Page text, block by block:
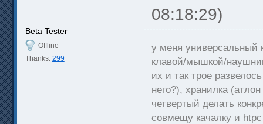
08:18:29)
Beta Tester
Offline
Thanks: 299
у меня универсальный
клавой/мышкой/
их и так трое
него?), хранилка
четвертый делать
совмещу качалку и htpc